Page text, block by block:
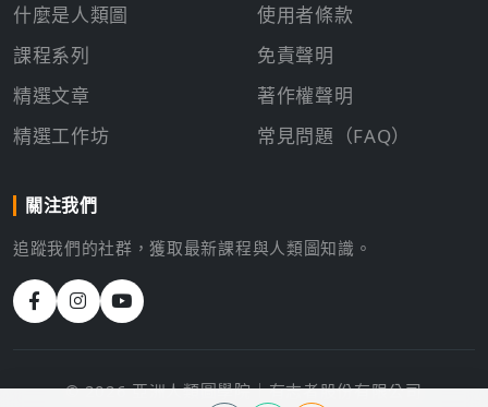
什麼是人類圖
課程系列
精選文章
精選工作坊
使用者條款
免責聲明
著作權聲明
常見問題（FAQ）
關注我們
追蹤我們的社群，獲取最新課程與人類圖知識。
© 2026 亞洲人類圖學院｜有志者股份有限公司